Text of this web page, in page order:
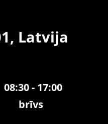
Latvija
08:30 - 17:00
brīvs